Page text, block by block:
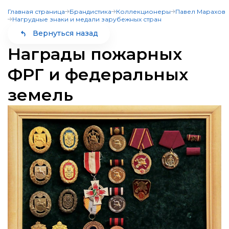
Пожарно-техническая
выставка
Главная страница Брандистика
Коллекционеры
Павел Марахов
Нагрудные знаки и медали зарубежных стран
Категории
Главная страница Брандистика Коллекционеры
Павел Марахов
Нагрудные знаки и медали зарубежных стран
Вернуться назад
Награды пожарных
ФРГ и федеральных
земель
Субъекты
Музеи и памятные места
Аллея славы
Память и слава
Династии пожарных
Олимпиады
Конкурс знатоки
Проверь себя
Огонь-друг, Огонь-враг
Интерактивные